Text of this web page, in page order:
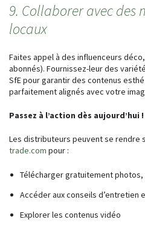
9. Collaborer avec des
locaux
Faites appel à des influenceurs
abonnés). Fournissez-leur des
SfE pour garantir des contenus
parfaitement alignés avec votre
Passez à l’action dès aujourd’hui !
Les distributeurs peuvent se rendre
trade.com pour :
Télécharger gratuitement
Accéder aux conseils d’entretien
Explorer les contenus vidéo